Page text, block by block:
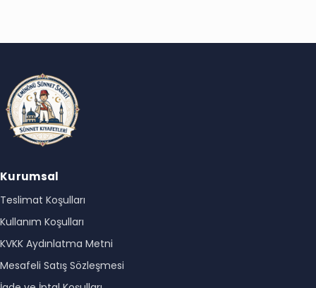
Kurumsal
Teslimat Koşulları
Kullanım Koşulları
KVKK Aydınlatma Metni
Mesafeli Satış Sözleşmesi